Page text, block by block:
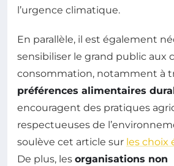
l’urgence climatique.
En parallèle, il est également
sensibiliser le grand public aux
consommation, notamment à
préférences alimentaires
encouragent des pratiques
respectueuses de
soulève cet article sur les choix
De plus, les organisations non